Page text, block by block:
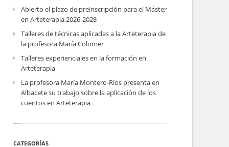
Abierto el plazo de preinscripción para el Máster
en Arteterapia 2026-2028
Talleres de técnicas aplicadas a la Arteterapia de
la profesora María Colomer
Talleres experienciales en la formación en
Arteterapia
La profesora María Montero-Ríos presenta en
Albacete su trabajo sobre la aplicación de los
cuentos en Arteterapia
CATEGORÍAS